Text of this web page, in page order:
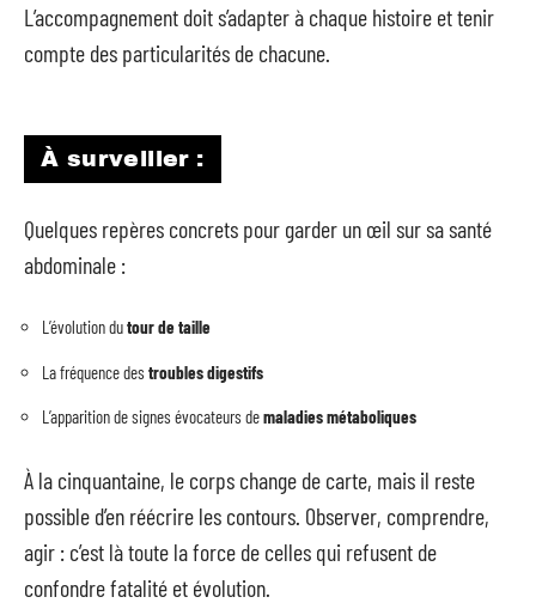
L’accompagnement doit s’adapter à chaque histoire et tenir
compte des particularités de chacune.
À surveiller :
Quelques repères concrets pour garder un œil sur sa santé
abdominale :
L’évolution dutour de taille
La fréquence des troubles digestifs
L’apparition de signes évocateurs demaladies métaboliques
À la cinquantaine, le corps change de carte, mais il reste
possible d’en réécrire les contours. Observer, comprendre,
agir : c’est là toute la force de celles qui refusent de
confondre fatalité et évolution.